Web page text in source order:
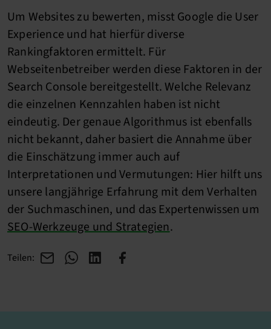
Um Websites zu bewerten, misst Google die User
Experience und hat hierfür diverse
Rankingfaktoren ermittelt. Für
Webseitenbetreiber werden diese Faktoren in der
Search Console bereitgestellt. Welche Relevanz
die einzelnen Kennzahlen haben ist nicht
eindeutig. Der genaue Algorithmus ist ebenfalls
nicht bekannt, daher basiert die Annahme über
die Einschätzung immer auch auf
Interpretationen und Vermutungen: Hier hilft uns
unsere langjährige Erfahrung mit dem Verhalten
der Suchmaschinen, und das Expertenwissen um
SEO-Werkzeuge und Strategien.
Teilen: